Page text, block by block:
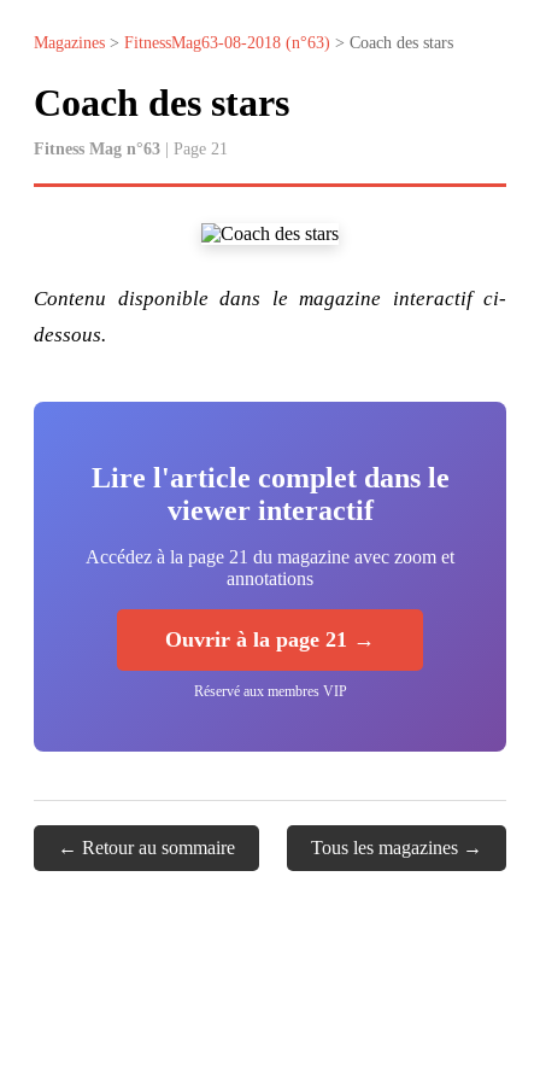
Magazines > FitnessMag63-08-2018 (n°63) > Coach des stars
Coach des stars
Fitness Mag n°63 | Page 21
Contenu disponible dans le magazine interactif ci-
dessous.
Lire l'article complet dans le
viewer interactif
Accédez à la page 21 du magazine avec zoom et
annotations
Ouvrir à la page 21 →
Réservé aux membres VIP
← Retour au sommaire Tous les magazines →